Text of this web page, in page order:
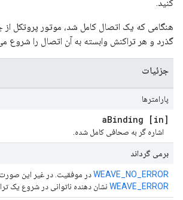
کنید.
هنگامی که یک اتصال کامل شد، موتور پروتکل
گذرد و هر تراکنش وابسته به آن اتصال را شروع
جزئیات
پارامترها
[in] a
Binding
اشاره گر به صحافی کامل شده.
برمی گرداند
WEAVE_NO_ERRORدر موفقیت. در غیر این
WEAVE_ERROR نشان دهنده ناتوانی در شروع یک